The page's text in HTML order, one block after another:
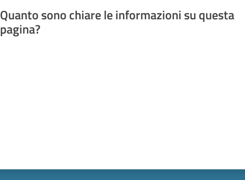
Quanto sono chiare le informazioni su questa
pagina?